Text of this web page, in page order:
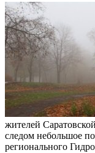
жителей
следом небольшое
регионального